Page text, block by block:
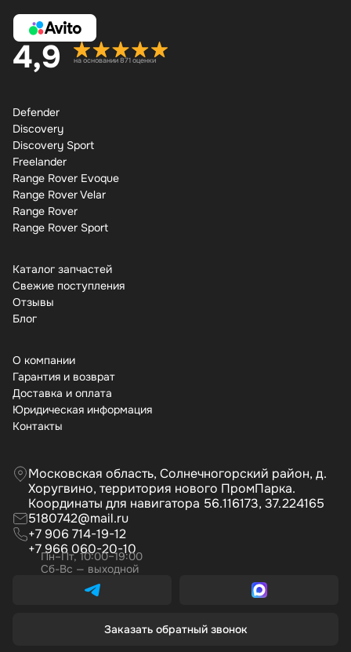
4,9 на основании 871 оценки
Defender
Discovery
Discovery Sport
Freelander
Range Rover Evoque
Range Rover Velar
Range Rover
Range Rover Sport
Каталог запчастей
Свежие поступления
Отзывы
Бло
О компании
Гарантия и возврат
Доставка и оплата
Юридическая информация
Контакты
Московская область, Солнечногорский район, д.
Хоругвино, территория нового ПромПарка.
Координаты для навигатора 56.116173, 37.224165
5180742@mail.ru
+7 906 714-19-12
+7 966 060-20-10
Пн–Пт, 10:00–19:00
Сб-Вс — выходной
Заказать обратный звонок